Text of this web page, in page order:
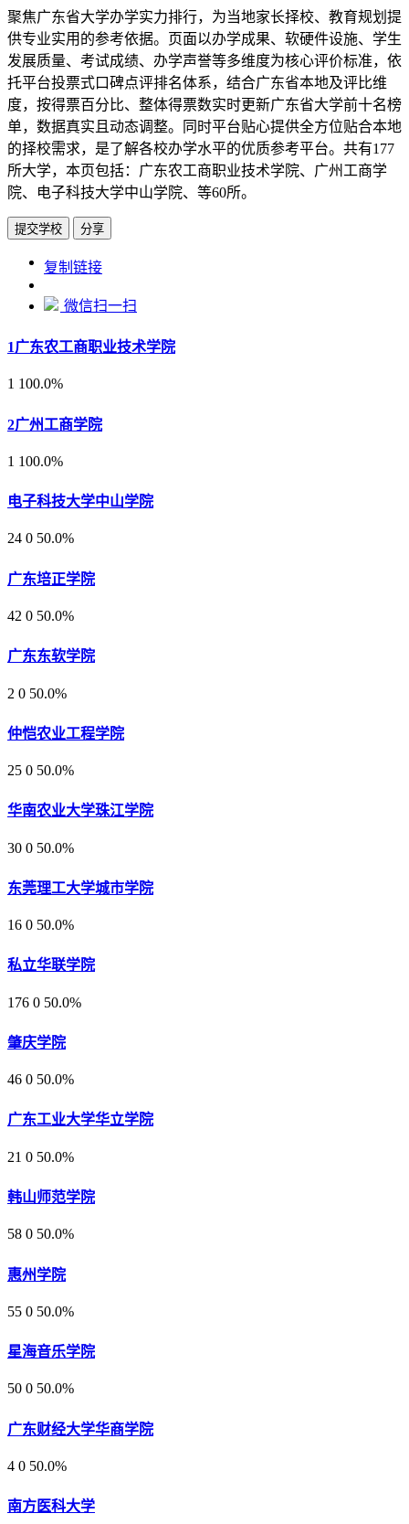
聚焦广东省大学办学实力排行，为当地家长择校、教育规划提
供专业实用的参考依据。页面以办学成果、软硬件设施、学生
发展质量、考试成绩、办学声誉等多维度为核心评价标准，依
托平台投票式口碑点评排名体系，结合广东省本地及评比维
度，按得票百分比、整体得票数实时更新广东省大学前十名榜
单，数据真实且动态调整。同时平台贴心提供全方位贴合本地
的择校需求，是了解各校办学水平的优质参考平台。共有177
所大学，本页包括：广东农工商职业技术学院、广州工商学
院、电子科技大学中山学院、等60所。
提交学校 分享
https://www.edupk.cn/ct/2741/tp/5
复制链接
微信扫一扫
1广东农工商职业技术学院
1 100.0%
2广州工商学院
1 100.0%
电子科技大学中山学院
24 0 50.0%
广东培正学院
42 0 50.0%
广东东软学院
2 0 50.0%
仲恺农业工程学院
25 0 50.0%
华南农业大学珠江学院
30 0 50.0%
东莞理工大学城市学院
16 0 50.0%
私立华联学院
176 0 50.0%
肇庆学院
46 0 50.0%
广东工业大学华立学院
21 0 50.0%
韩山师范学院
58 0 50.0%
惠州学院
55 0 50.0%
星海音乐学院
50 0 50.0%
广东财经大学华商学院
4 0 50.0%
南方医科大学